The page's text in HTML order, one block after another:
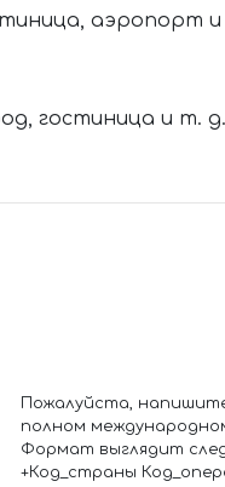
аэропорт и
гостиница и т.
Пожалуйста,
полном
Формат выглядит
+Код_страны